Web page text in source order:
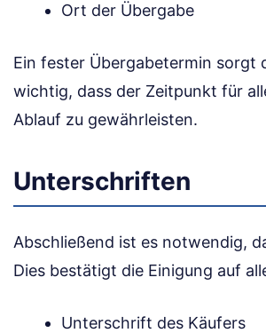
Ort der Übergabe
Ein fester Übergabetermin sorgt
wichtig, dass der Zeitpunkt für
Ablauf zu gewährleisten.
Unterschriften
Abschließend ist es notwendig,
Dies bestätigt die Einigung auf
Unterschrift des Käufers